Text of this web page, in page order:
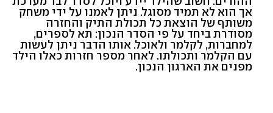
אך הוא לא תמיד מסוגל. ניתן לאמנו על ידי משחק
משותף של הוצאת כל תכולת התיק והחזרה
מסודרת ביחד על פי הסדר הנכון: תא לספרים,
למחברות, לקלמר ולאוכל. אותו הדבר ניתן לעשות
עם הקלמר ותכולתו. לאחר מספר חזרות כאלו הילד
מפנים את הארגון הנכון.